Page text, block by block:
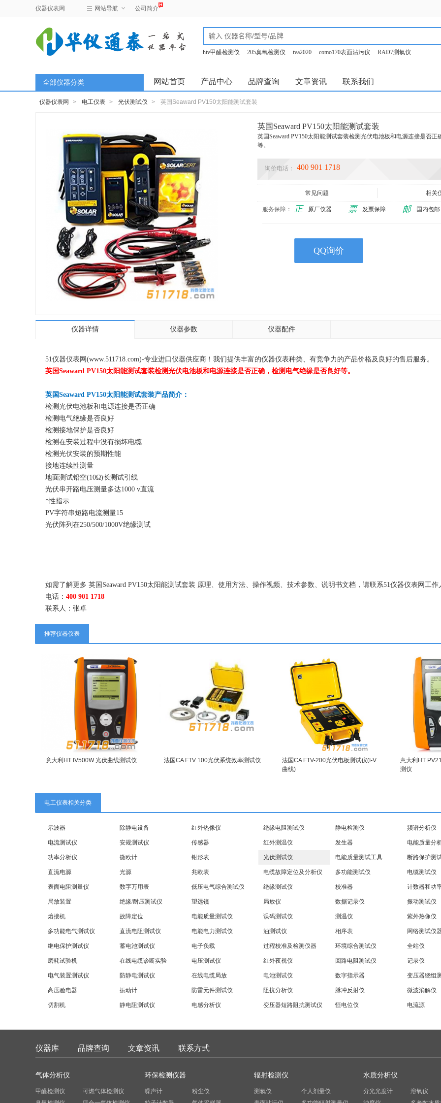
仪器仪表网 网站导航 公司简介
htv甲醛检测仪 205臭氧检测仪 tva2020 como170表面沾污仪
RAD7测氡仪
网站首页 产品中心 品牌查询 文章资讯 联系我们
全部仪器分类
仪器仪表网 > 电工仪表 > 光伏测试仪 > 英国Seaward PV150太阳能测试套装
英国Seaward PV150太阳能测试套装
英国Seaward PV150太阳能测试套装检测光伏电池板和电源连接是否
等。
询价电话： 400 901 1718
常见问题 相关
服务保障： 正 原厂仪器 票 发票保障 邮 国内包邮
QQ询价
仪器详情 仪器参数 仪器配件
51仪器仪表网(www.511718.com)-专业进口仪器供应商！我们提供丰富的仪器仪表种类、有竞争力的产品价格及良好的售后服务。
英国Seaward PV150太阳能测试套装检测光伏电池板和电源连接是否正确，检测电气绝缘是否良好等。
英国Seaward PV150太阳能测试套装产品简介：
检测光伏电池板和电源连接是否正确
检测电气绝缘是否良好
检测接地保护是否良好
检测在安装过程中没有损坏电缆
检测光伏安装的预期性能
接地连续性测量
地面测试铅空(10Ω)长测试引线
光伏串开路电压测量多达1000 v直流
*性指示
PV字符串短路电流测量15
光伏阵列在250/500/1000V绝缘测试
如需了解更多 英国Seaward PV150太阳能测试套装 原理、使用方法、操作视频、技术参数、说明书文档，请联系51仪器仪表网工作
电话： 400 901 1718
联系人：张卓
推荐仪器仪表
意大利HT IV500W 光伏曲线测试仪 法国CA FTV 100光伏系统效率测试仪
法国CA FTV-200光伏电板测试仪(I-V
曲线)
意大利HT
测仪
电工仪表相关分类
示波器 除静电设备 红外热像仪 绝缘电阻测试仪 静电检测仪 频谱分析仪
电流测试仪 安规测试仪 传感器 红外测温仪 发生器 电能质量分
功率分析仪 微欧计 钳形表 光伏测试仪 电能质量测试工具 断路保护测
直流电源 光源 兆欧表 电缆故障定位及分析仪 多功能测试仪 电缆测试仪
表面电阻测量仪 数字万用表 低压电气综合测试仪 绝缘测试仪 校准器 计数器和功
局放装置 绝缘/耐压测试仪 望远镜 局放仪 数据记录仪 振动测试仪
熔接机 故障定位 电能质量测试仪 误码测试仪 测温仪 紫外热像仪
多功能电气测试仪 直流电阻测试仪 电能电力测试仪 油测试仪 相序表 网络测试仪
继电保护测试仪 蓄电池测试仪 电子负载 过程校准及检测仪器 环境综合测试仪 全站仪
磨耗试验机 在线电缆诊断实验 电压测试仪 红外夜视仪 回路电阻测试仪 记录仪
电气装置测试仪 防静电测试仪 在线电缆局放 电池测试仪 数字指示器 变压器绕组
高压验电器 振动计 防雷元件测试仪 阻抗分析仪 脉冲反射仪 微波消解仪
切割机 静电阻测试仪 电感分析仪 变压器短路阻抗测试仪 恒电位仪 电流源
仪器库 品牌查询 文章资讯 联系方式
气体分析仪
甲醛检测仪
可燃气体检测仪
环保检测仪器
噪声计
粉尘仪
辐射检测仪
测氡仪
个人剂量仪
水质分析仪
分光光度计
溶氧仪